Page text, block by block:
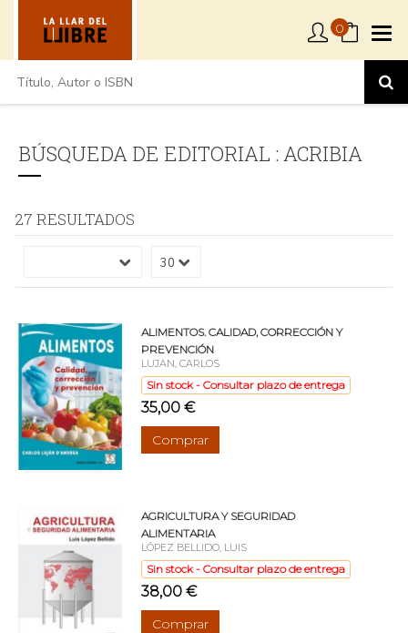
0
BÚSQUEDA DE EDITORIAL : ACRIBIA
27 RESULTADOS
ALIMENTOS. CALIDAD, CORRECCIÓN Y
PREVENCIÓN
LUJAN, CARLOS
Sin stock - Consultar plazo de entrega
35,00 €
Comprar
AGRICULTURA Y SEGURIDAD
ALIMENTARIA
LÓPEZ BELLIDO, LUIS
Sin stock - Consultar plazo de entrega
38,00 €
Comprar